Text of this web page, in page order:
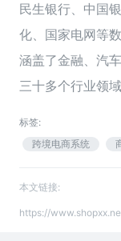
民生银行、中国
化、国家电网等
涵盖了金融、汽
三十多个行业领
标签:
跨境电商系统
本文链接:
https://